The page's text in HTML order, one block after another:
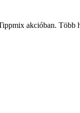
akcióban.